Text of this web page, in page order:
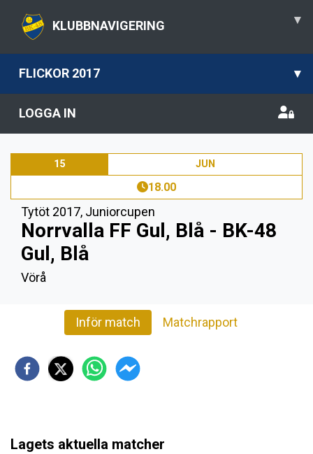
KLUBBNAVIGERING ▾
FLICKOR 2017 ▾
LOGGA IN
15 JUN
18.00
Tytöt 2017, Juniorcupen
Norrvalla FF Gul, Blå - BK-48
Gul, Blå
Vörå
Inför match Matchrapport
Lagets aktuella matcher